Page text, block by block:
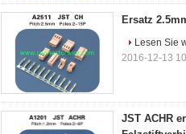
Ersatz
Lesen Sie
2016-12-13
JST ACHR